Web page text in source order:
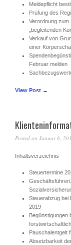
Meldepflicht
Prüfung des
Verordnung
„begleitenden
Verkauf von
einer
Februar melden
View Post →
Posted on Januar 6,
Inhaltsverzeichnis
Steuertermine
Steuerabzug bei
2019
Begünstigungen
Pauschalentgelt
Absetzbarkeit